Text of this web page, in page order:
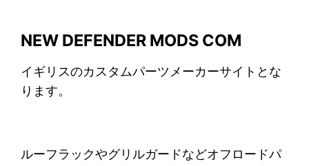
NEW DEFENDER MODS COM
イギリスのカスタムパーツメーカーサイトとな
ります。
ルーフラックやグリルガードなどオフロードパ